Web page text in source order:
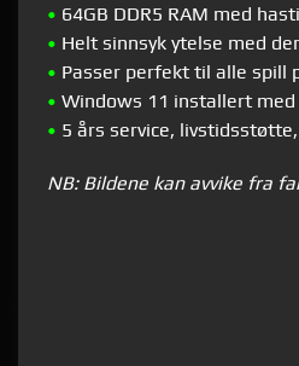
• 64GB DDR5 RAM med
• Helt sinnsyk ytelse med
• Passer perfekt til alle spill
• Windows 11 installert med
• 5 års service,
NB: Bildene kan avvike fra